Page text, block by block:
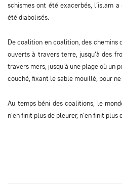
schismes ont été exacerbés, l’islam
été diabolisés.
De coalition en coalition, des chemins
ouverts à travers terre, jusqu’à des
travers mers, jusqu’à une plage où un
couché, fixant le sable mouillé, pour
Au temps béni des coalitions, le
n’en finit plus de pleurer, n’en finit